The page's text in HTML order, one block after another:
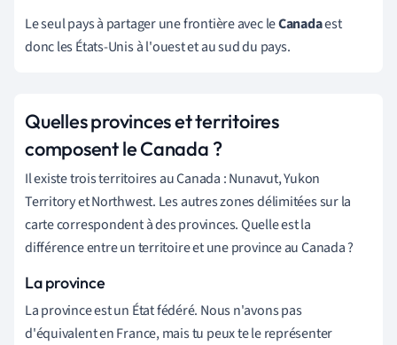
Le seul pays à partager une frontière avec leCanadaest
donc lesÉtats-Unis à l'ouest et au sud du pays.
Quelles provinces et territoires
composent le Canada ?
Il existe trois territoires au Canada : Nunavut, Yukon
Territory et Northwest. Les autres zones délimitées sur la
carte correspondent à des provinces. Quelle est la
différence entre un territoire et une province au Canada ?
La province
La province est un État fédéré. Nous n'avons pas
d'équivalent en France, mais tu peux te le représenter